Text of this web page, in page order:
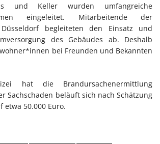
und Keller wurden umfangreiche
eingeleitet. Mitarbeitende der
Düsseldorf begleiteten den Einsatz und
des Gebäudes ab. Deshalb
bei Freunden und Bekannten
hat die Brandursachenermittlung
Sachschaden beläuft sich nach Schätzung
etwa 50.000 Euro.